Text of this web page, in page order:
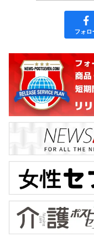
フォロ